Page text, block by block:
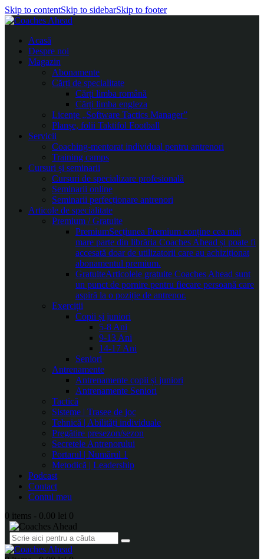
Skip to contentSkip to sidebarSkip to footer
Acasă
Despre noi
Magazin
Abonamente
Cărți de specialitate
Cărți limba română
Cărți limba engleza
Licențe „Software Tactics Manager”
Planșe, folii Taktifol Football
Servicii
Coaching-mentorat individual pentru antrenori
Training camps
Cursuri și seminarii
Cursuri de specializare profesională
Seminarii online
Seminarii perfecționare antrenori
Articole de specialitate
Premium / Gratuite
PremiumSecțiunea Premium conține cea mai
mare parte din librăria Coaches Ahead și poate fi
accesată doar de utilizatorii care au achiziționat
abonamentul premium.
GratuiteArticolele gratuite Coaches Ahead sunt
un punct de pornire pentru fiecare persoană care
aspiră la o poziție de antrenor.
Exerciții
Copii și juniori
5-8 Ani
9-13 Ani
14-17 Ani
Seniori
Antrenamente
Antrenamente copii și juniori
Antrenamente Seniori
Tactică
Sisteme | Trasee de joc
Tehnică | Abilități individuale
Pregătire presezon/sezon
Secretele Antrenorului
Portarul | Numărul 1
Metodică | Leadership
Podcast
Contact
Contul meu
0 items - 0.00 lei 0